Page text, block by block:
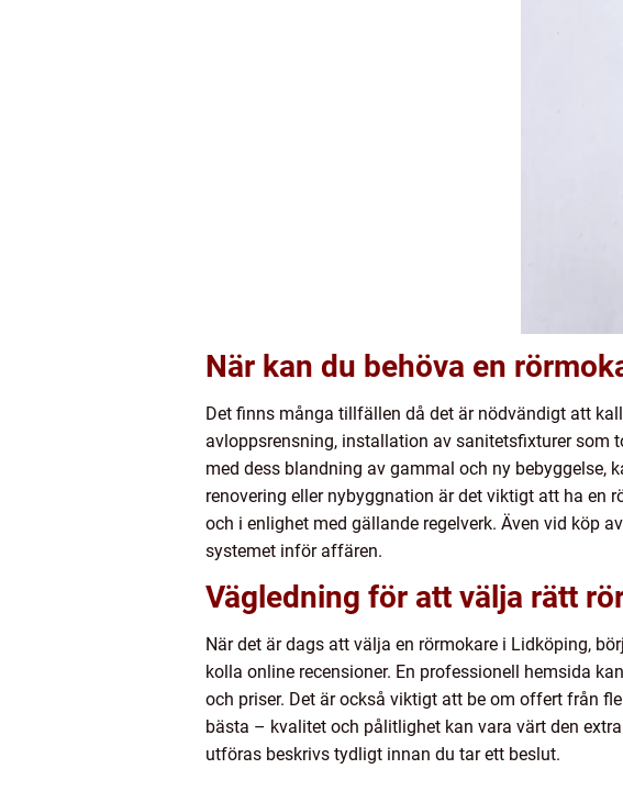
När kan du behöva en
Det finns många tillfällen då det är nödvändigt att
avloppsrensning, installation av sanitetsfixturer som
med dess blandning av gammal och ny bebyggelse,
renovering eller nybyggnation är det viktigt att ha en
och i enlighet med gällande regelverk. Även vid köp
systemet inför affären.
Vägledning för att välja rätt
När det är dags att välja en rörmokare i Lidköping,
kolla online recensioner. En professionell hemsida
och priser. Det är också viktigt att be om offert från
bästa – kvalitet och pålitlighet kan vara värt den
utföras beskrivs tydligt innan du tar ett beslut.